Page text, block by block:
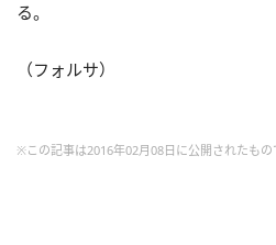
る。
（フォルサ）
※この記事は2016年02月08日に公開されたもの